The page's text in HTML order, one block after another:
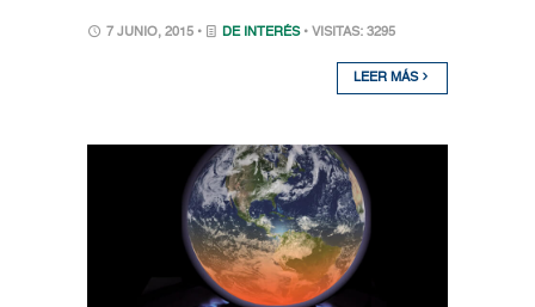
7 JUNIO, 2015 • DE INTERÉS • VISITAS: 3295
LEER MÁS